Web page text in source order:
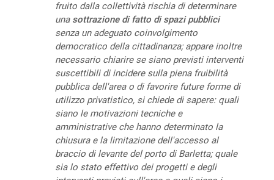
fruito dalla collettività rischia di determinare
una sottrazione di fatto di spazi pubblici
senza un adeguato coinvolgimento
democratico della cittadinanza; appare inoltre
necessario chiarire se siano previsti interventi
suscettibili di incidere sulla piena fruibilità
pubblica dell'area o di favorire future forme di
utilizzo privatistico, si chiede di sapere: quali
siano le motivazioni tecniche e
amministrative che hanno determinato la
chiusura e la limitazione dell'accesso al
braccio di levante del porto di Barletta; quale
sia lo stato effettivo dei progetti e degli